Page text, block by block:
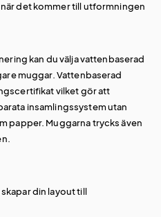
det kommer till utformningen
kan du välja vattenbaserad
muggar. Vattenbaserad
vilket gör att
insamlingssystem utan
papper. Muggarna trycks även
din layout till